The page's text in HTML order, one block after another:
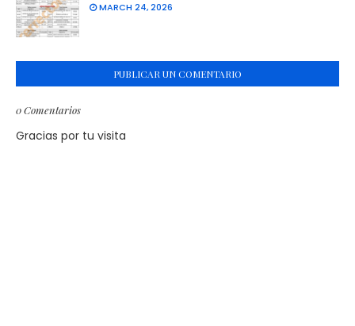
MARCH 24, 2026
PUBLICAR UN COMENTARIO
0 Comentarios
Gracias por tu visita